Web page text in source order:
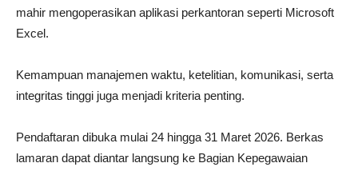
mahir mengoperasikan aplikasi perkantoran seperti Microsoft
Excel.
Kemampuan manajemen waktu, ketelitian, komunikasi, serta
integritas tinggi juga menjadi kriteria penting.
Pendaftaran dibuka mulai 24 hingga 31 Maret 2026. Berkas
lamaran dapat diantar langsung ke Bagian Kepegawaian